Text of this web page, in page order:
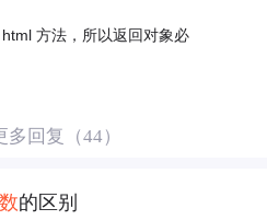
方法，所以返回对象必
多回复（44）
的区别